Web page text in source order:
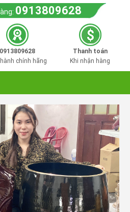
0913809628
0913809628
chính hãng
Thanh toán
Khi nhận hàng